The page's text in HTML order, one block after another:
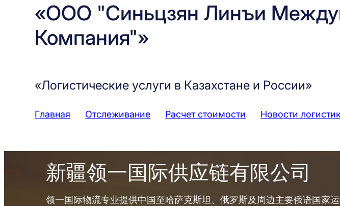
«ООО "Синьцзян Линъи
Компания"»
«Логистические услуги в Казахстане и России»
Главная Отслеживание Расчет стоимости Новости
新疆领一国际供应链有限公司
领一国际物流专业提供中国至哈萨克斯坦、俄罗斯及周边主要俄语国家